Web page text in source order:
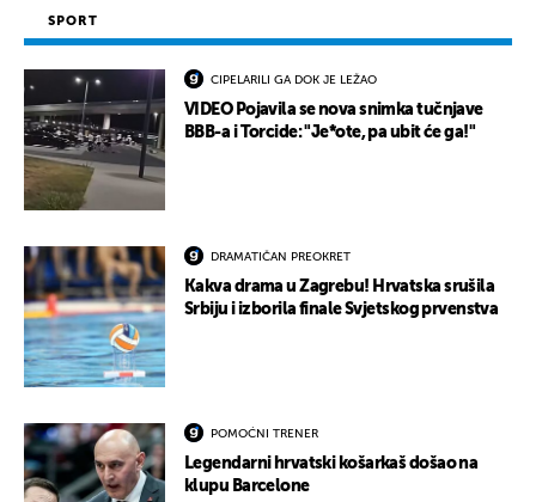
SPORT
CIPELARILI GA DOK JE LEŽAO
VIDEO Pojavila se nova snimka tučnjave
BBB-a i Torcide: "Je*ote, pa ubit će ga!"
DRAMATIČAN PREOKRET
Kakva drama u Zagrebu! Hrvatska srušila
Srbiju i izborila finale Svjetskog prvenstva
POMOĆNI TRENER
Legendarni hrvatski košarkaš došao na
klupu Barcelone